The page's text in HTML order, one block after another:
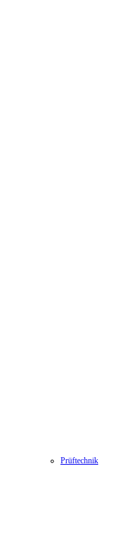
Prüftechnik